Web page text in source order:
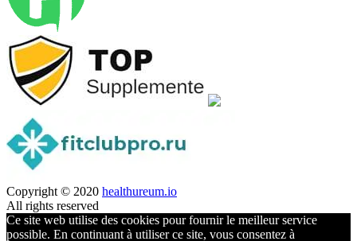
Copyright © 2020 healthureum.io
All rights reserved
Ce site web utilise des cookies pour fournir le meilleur service
possible. En continuant à utiliser ce site, vous consentez à